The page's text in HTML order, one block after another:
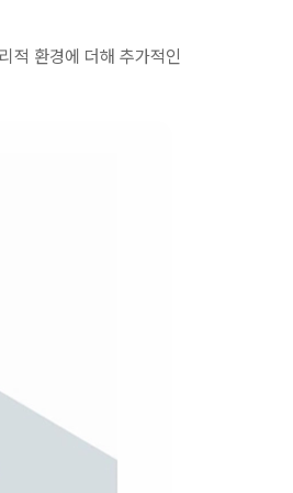
적 환경에 더해 추가적인